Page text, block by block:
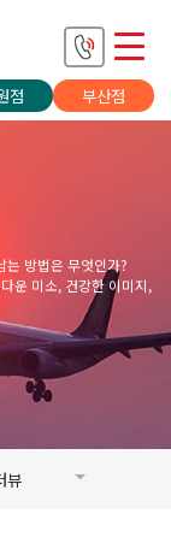
점 부산점
는 방법은 무엇인가?
운 미소, 건강한 이미지,
뷰